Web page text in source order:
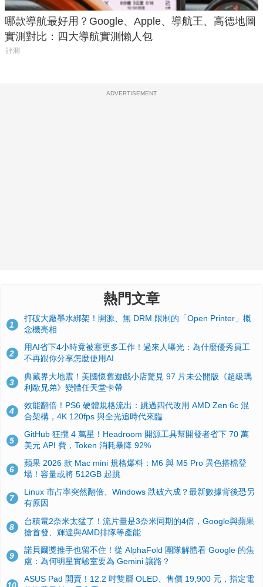
哪款導航最好用？Google、Apple、導航王、高德地圖
實測對比：四大導航實測懶人包
評測
ADVERTISEMENT
熱門文章
1
打破大廠墨水綁架！開源、無 DRM 限制的「Open Printer」概
念機亮相
2
用AI省下4小時竟被塞更多工作！過來人曝光：為什麼優秀員工
不再跟你分享怎麼使用AI
3
典藏界大地震！美國懷舊遊戲小店驚見 97 片未公開版《超級瑪
利歐兄弟》變體任天堂卡帶
4
效能翻倍！PS6 硬體規格流出：跳過四代改用 AMD Zen 6c 混
合架構，4K 120fps 與全光追時代來臨
5
GitHub 狂攬 4 萬星！Headroom 開源工具幫開發者省下 70 萬
美元 API 費，Token 消耗暴降 92%
6
蘋果 2026 款 Mac mini 規格爆料：M6 與 M5 Pro 異色搭檔登
場！容量或將 512GB 起跳
7
Linux 市占率突然翻倍、Windows 跌破六成？最新數據背後恐另
有原因
8
台積電2奈米太猛了！流片量是3奈米同期的4倍，Google與蘋果
搶首發、輝達與AMD排隊等產能
9
諾貝爾獎推手也留不住！從 AlphaFold 團隊解體看 Google 的焦
慮：為何明星實驗室要為 Gemini 讓路？
10
ASUS Pad 開賣！12.2 吋雙層 OLED、售價 19,900 元，指定電